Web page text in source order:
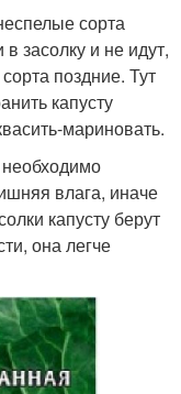
сорта
засолку и не идут,
поздние. Тут
капусту
мариновать.
влага, иначе
капусту берут
она легче